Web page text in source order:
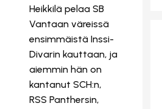
Heikkilä pelaa SB
Vantaan väreissä
ensimmäistä Inssi-
Divarin kauttaan, ja
aiemmin hän on
kantanut SCH:n,
RSS Panthersin,